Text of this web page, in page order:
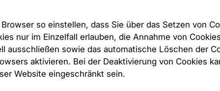
so einstellen, dass Sie über das Setzen von
nur im Einzelfall erlauben, die Annahme von
ausschließen sowie das automatische Löschen der
aktivieren. Bei der Deaktivierung von Cookies
Website eingeschränkt sein.